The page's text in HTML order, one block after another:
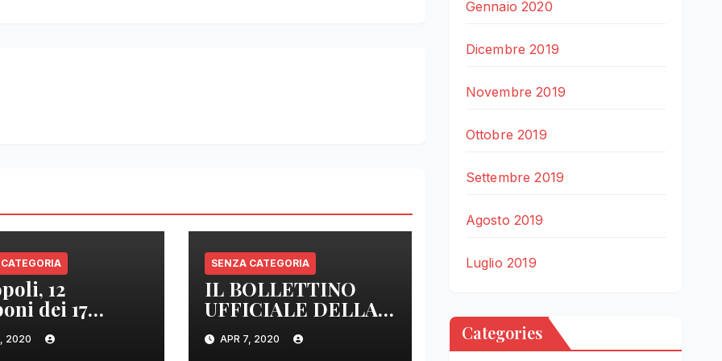
12
dei 17
sono
2020
SENZA CATEGORIA
IL BOLLETTINO
UFFICIALE DELLA
REGIONE
CAMPANIA DELLE
APR 7, 2020
Gennaio 2020
Dicembre 2019
Novembre 2019
Ottobre 2019
Settembre 2019
Agosto 2019
Luglio 2019
Categories